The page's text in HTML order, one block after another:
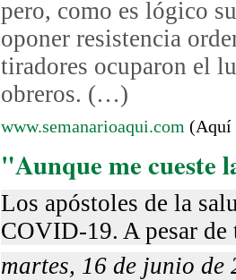
pero, como es lógico
oponer resistencia
tiradores ocuparon el
obreros. (…)
www.semanarioaqui.com (Aquí
"Aunque me cueste
Los apóstoles de la
COVID-19. A pesar de
martes, 16 de junio de